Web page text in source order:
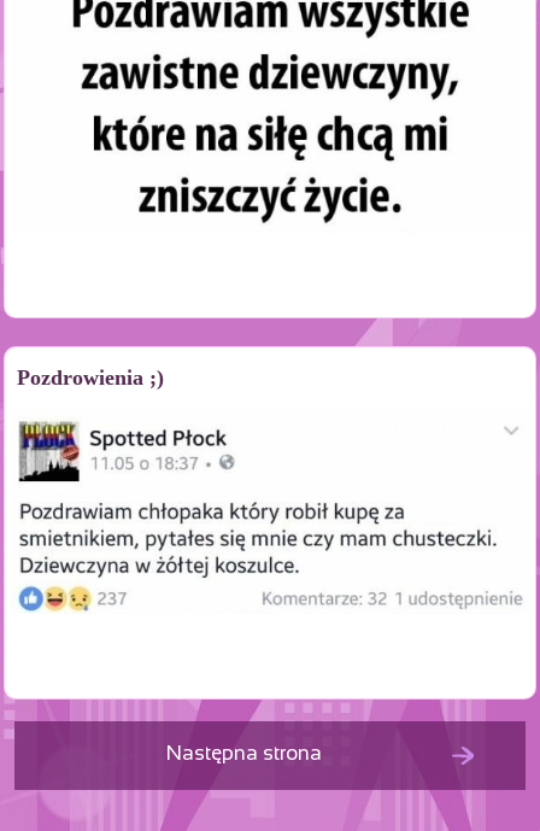
Pozdrowienia ;)
Następna strona